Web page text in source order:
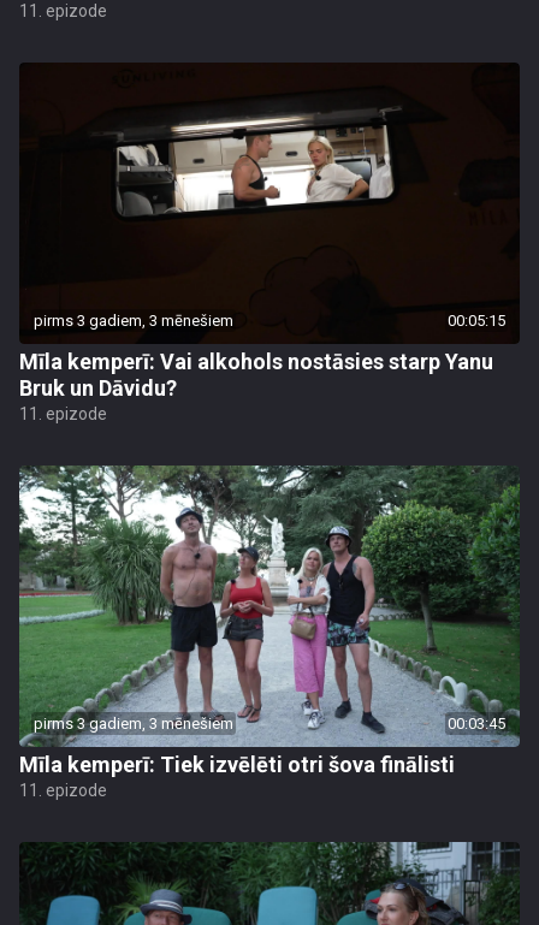
11. epizode
pirms 3 gadiem, 3 mēnešiem 00:05:15
Mīla kemperī: Vai alkohols nostāsies starp Yanu
Bruk un Dāvidu?
11. epizode
pirms 3 gadiem, 3 mēnešiem 00:03:45
Mīla kemperī: Tiek izvēlēti otri šova finālisti
11. epizode